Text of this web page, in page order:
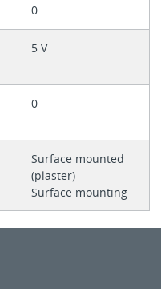
0
5 V
0
Surface mounted
(plaster)
Surface mounting